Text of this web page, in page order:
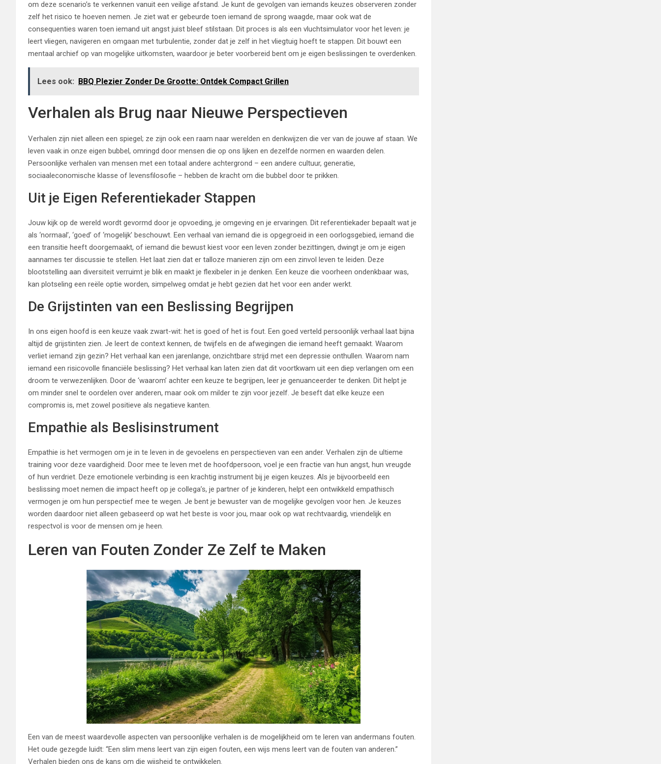
om deze scenario’s te verkennen vanuit een veilige afstand. Je kunt de gevolgen van iemands keuzes observeren zonder
zelf het risico te hoeven nemen. Je ziet wat er gebeurde toen iemand de sprong waagde, maar ook wat de
consequenties waren toen iemand uit angst juist bleef stilstaan. Dit proces is als een vluchtsimulator voor het leven: je
leert vliegen, navigeren en omgaan met turbulentie, zonder dat je zelf in het vliegtuig hoeft te stappen. Dit bouwt een
mentaal archief op van mogelijke uitkomsten, waardoor je beter voorbereid bent om je eigen beslissingen te overdenken.
Lees ook: BBQ Plezier Zonder De Grootte: Ontdek Compact Grillen
Verhalen als Brug naar Nieuwe Perspectieven
Verhalen zijn niet alleen een spiegel; ze zijn ook een raam naar werelden en denkwijzen die ver van de jouwe af staan. We
leven vaak in onze eigen bubbel, omringd door mensen die op ons lijken en dezelfde normen en waarden delen.
Persoonlijke verhalen van mensen met een totaal andere achtergrond – een andere cultuur, generatie,
sociaaleconomische klasse of levensfilosofie – hebben de kracht om die bubbel door te prikken.
Uit je Eigen Referentiekader Stappen
Jouw kijk op de wereld wordt gevormd door je opvoeding, je omgeving en je ervaringen. Dit referentiekader bepaalt wat je
als ‘normaal’, ‘goed’ of ‘mogelijk’ beschouwt. Een verhaal van iemand die is opgegroeid in een oorlogsgebied, iemand die
een transitie heeft doorgemaakt, of iemand die bewust kiest voor een leven zonder bezittingen, dwingt je om je eigen
aannames ter discussie te stellen. Het laat zien dat er talloze manieren zijn om een zinvol leven te leiden. Deze
blootstelling aan diversiteit verruimt je blik en maakt je flexibeler in je denken. Een keuze die voorheen ondenkbaar was,
kan plotseling een reële optie worden, simpelweg omdat je hebt gezien dat het voor een ander werkt.
De Grijstinten van een Beslissing Begrijpen
In ons eigen hoofd is een keuze vaak zwart-wit: het is goed of het is fout. Een goed verteld persoonlijk verhaal laat bijna
altijd de grijstinten zien. Je leert de context kennen, de twijfels en de afwegingen die iemand heeft gemaakt. Waarom
verliet iemand zijn gezin? Het verhaal kan een jarenlange, onzichtbare strijd met een depressie onthullen. Waarom nam
iemand een risicovolle financiële beslissing? Het verhaal kan laten zien dat dit voortkwam uit een diep verlangen om een
droom te verwezenlijken. Door de ‘waarom’ achter een keuze te begrijpen, leer je genuanceerder te denken. Dit helpt je
om minder snel te oordelen over anderen, maar ook om milder te zijn voor jezelf. Je beseft dat elke keuze een
compromis is, met zowel positieve als negatieve kanten.
Empathie als Beslisinstrument
Empathie is het vermogen om je in te leven in de gevoelens en perspectieven van een ander. Verhalen zijn de ultieme
training voor deze vaardigheid. Door mee te leven met de hoofdpersoon, voel je een fractie van hun angst, hun vreugde
of hun verdriet. Deze emotionele verbinding is een krachtig instrument bij je eigen keuzes. Als je bijvoorbeeld een
beslissing moet nemen die impact heeft op je collega’s, je partner of je kinderen, helpt een ontwikkeld empathisch
vermogen je om hun perspectief mee te wegen. Je bent je bewuster van de mogelijke gevolgen voor hen. Je keuzes
worden daardoor niet alleen gebaseerd op wat het beste is voor jou, maar ook op wat rechtvaardig, vriendelijk en
respectvol is voor de mensen om je heen.
Leren van Fouten Zonder Ze Zelf te Maken
Een van de meest waardevolle aspecten van persoonlijke verhalen is de mogelijkheid om te leren van andermans fouten.
Het oude gezegde luidt: “Een slim mens leert van zijn eigen fouten, een wijs mens leert van de fouten van anderen.”
Verhalen bieden ons de kans om die wijsheid te ontwikkelen.